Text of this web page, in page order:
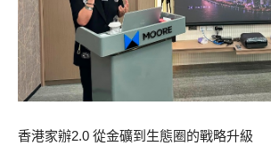
香港家辦2.0 從金礦到生態圈的戰略升級